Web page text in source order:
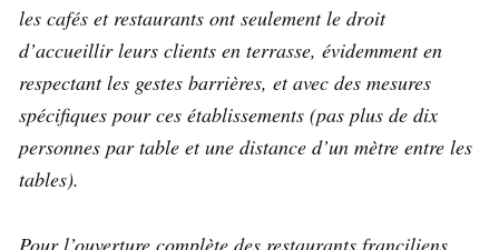
les cafés et restaurants ont seulement le droit
d’accueillir leurs clients en terrasse, évidemment en
respectant les gestes barrières, et avec des mesures
spécifiques pour ces établissements (pas plus de dix
personnes par table et une distance d’un mètre entre les
tables).
Pour l’ouverture complète des restaurants franciliens,